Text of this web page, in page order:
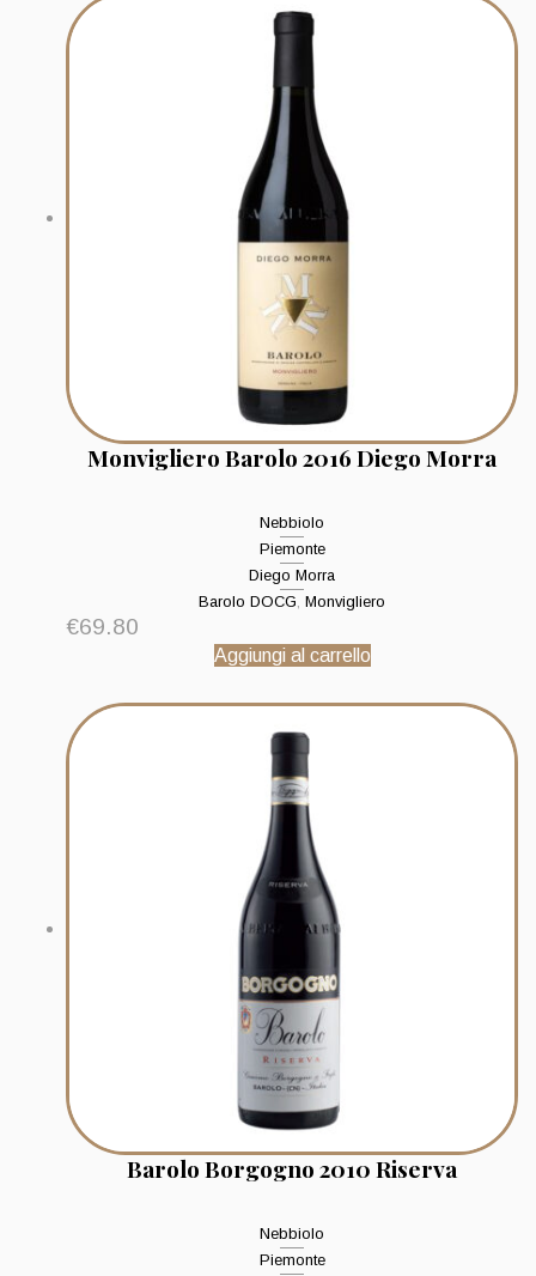
Monvigliero Barolo 2016 Diego Morra
Nebbiolo
Piemonte
Diego Morra
Barolo DOCG, Monvigliero
€69.80
Aggiungi al carrello
Barolo Borgogno 2010 Riserva
Nebbiolo
Piemonte